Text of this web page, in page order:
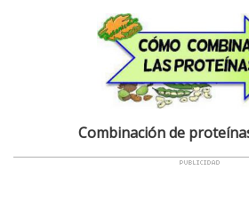
Combinación de